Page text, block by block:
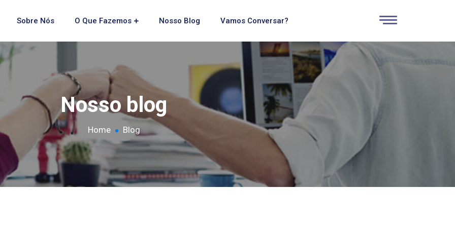
Sobre Nós O Que Fazemos Nosso Blog Vamos Conversar?
Nosso blog
Home Blog